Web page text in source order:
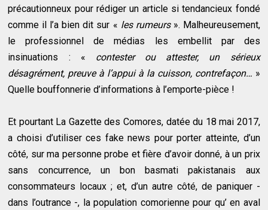
précautionneux pour rédiger un article si tendancieux fondé
comme il l’a bien dit sur « les rumeurs». Malheureusement,
le professionnel de médias les embellit par des
insinuations : « contester ou attester, un sérieux
désagrément, preuve à l’appui à la cuisson, contrefaçon… »
Quelle bouffonnerie d’informations à l’emporte-pièce !
Et pourtant La Gazette des Comores, datée du 18 mai 2017,
a choisi d’utiliser ces fake news pour porter atteinte, d’un
côté, sur ma personne probe et fière d’avoir donné, à un prix
sans concurrence, un bon basmati pakistanais aux
consommateurs locaux ; et, d’un autre côté, de paniquer -
dans l’outrance -, la population comorienne pour qu’ en aval